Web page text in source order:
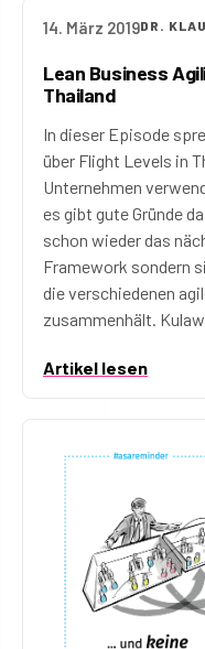
14. März 2019DR.
Lean Business
Thailand
In dieser Episode
über Flight Levels in
Unternehmen
es gibt gute Gründe
schon wieder das
Framework sondern
die verschiedenen
zusammenhält.
Artikel lesen